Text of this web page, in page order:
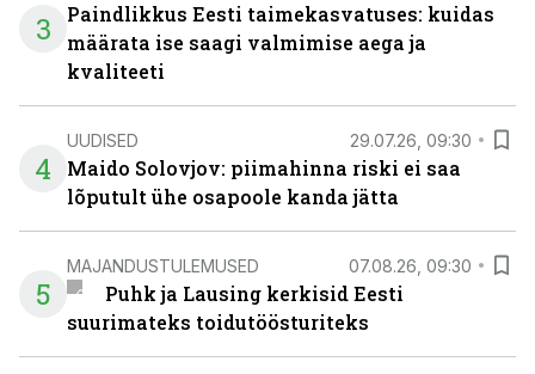
3
Paindlikkus Eesti taimekasvatuses: kuidas
määrata ise saagi valmimise aega ja
kvaliteeti
4
UUDISED 29.07.26, 09:30
Maido Solovjov: piimahinna riski ei saa
lõputult ühe osapoole kanda jätta
5
MAJANDUSTULEMUSED 07.08.26, 09:30
Puhk ja Lausing kerkisid Eesti
suurimateks toidutöösturiteks